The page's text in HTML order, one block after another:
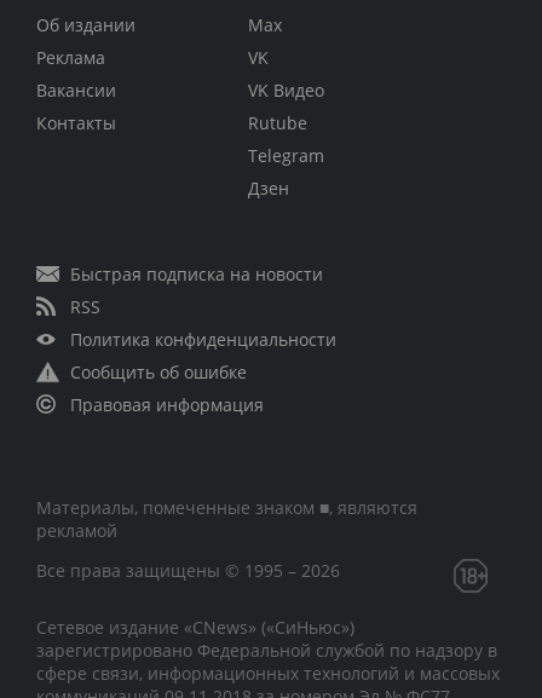
Об издании
Реклама
Вакансии
Контакты
Max
VK
VK Видео
Rutube
Telegram
Дзен
Быстрая подписка на новости
RSS
Политика конфиденциальности
Сообщить об ошибке
Правовая информация
Материалы, помеченные знаком ■, являются
рекламой
Все права защищены © 1995 – 2026
Сетевое издание «CNews» («СиНьюс»)
зарегистрировано Федеральной службой по надзору в
сфере связи, информационных технологий и массовых